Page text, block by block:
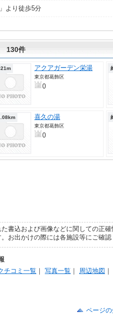
より徒歩5分
130件
アクアガーデン栄湯
東京都葛飾区
0
喜久の湯
東京都葛飾区
0
書込および画像などに関しての正
お出かけの際には各施設等にご確認
チコミ一覧 ｜ 写真一覧 ｜ 周辺地図 ｜
ページ